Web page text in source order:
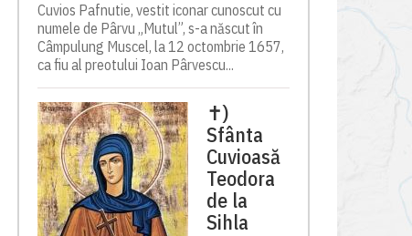
Cuvios Pafnutie, vestit iconar cunoscut cu
numele de Pârvu „Mutul”, s-a născut în
Câmpulung Muscel, la 12 octombrie 1657,
ca fiu al preotului Ioan Pârvescu...
✝)
Sfânta
Cuvioasă
Teodora
de la
Sihla